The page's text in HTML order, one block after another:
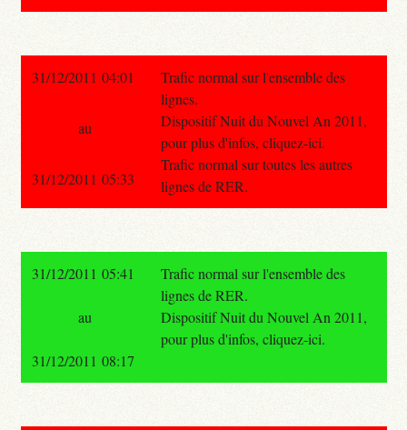
31/12/2011 04:01
Trafic normal sur l'ensemble des
lignes.
Dispositif Nuit du Nouvel An 2011,
pour plus d'infos, cliquez-ici.
Trafic normal sur toutes les autres
lignes de RER.
au
31/12/2011 05:33
31/12/2011 05:41
Trafic normal sur l'ensemble des
lignes de RER.
Dispositif Nuit du Nouvel An 2011,
pour plus d'infos, cliquez-ici.
au
31/12/2011 08:17